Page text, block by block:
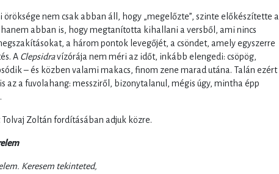
öröksége nem csak abban áll, hogy „megelőzte”, szinte előkészítette a
abban is, hogy megtanította kihallani a versből, ami nincs
a három pontok levegőjét, a csöndet, amely egyszerre
A Clepsidravízórája nem méri az időt, inkább elengedi: csöpög,
– és közben valami makacs, finom zene marad utána. Talán ezért
az a fuvolahang: messziről, bizonytalanul, mégis úgy, mintha épp
Zoltán fordításában adjuk közre.
Keresem tekinteted,